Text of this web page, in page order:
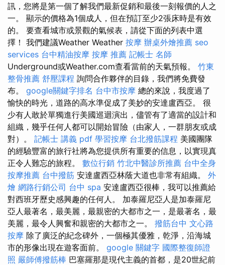
訊，您將是第一個了解我們最新促銷和最後一刻報價的人之
一。 顯示的價格為1個成人，但在預訂至少2張床時是有效
的。 要查看城市或景觀的氣候表，請從下面的列表中選
擇！ 我們建議Weather Weather 按摩 辦桌外燴推薦 seo
services 台中精油按摩 按摩 推薦 記帳士 名師
Underground或Weather.com查看當前的天氣預報。 竹東
整骨推薦 舒壓課程 詢問合作夥伴的目錄，我們將免費發
布。 google關鍵字排名 台中市按摩 總的來說，我度過了
愉快的時光，道路的高水準促成了美妙的安達盧西亞。 很
少有人敢於單獨進行美國巡迴演出，儘管有了適當的設計和
組織，幾乎任何人都可以開始冒險（由家人，一群朋友或成
對）。 記帳士 講義 pdf 學習按摩 台北撥筋課程 美國團隊
的經驗豐富的旅行社將為您提供所有重要的信息，以實現真
正令人難忘的旅程。 數位行銷 竹北中醫診所推薦 台中全身
按摩推薦 台中撥筋 安達盧西亞林蔭大道也非常有組織。 外
燴 網路行銷公司 台中 spa 安達盧西亞很棒，我可以推薦給
對西班牙歷史感興趣的任何人。 加泰羅尼亞人是加泰羅尼
亞人最著名，最美麗，最親密的大都市之一，是最著名，最
美麗，最令人興奮和親密的大都市之一。 撥筋台中 文心路
按摩 除了廣泛的紀念碑外，一個極其優雅，乾淨，沿海城
市的形像出現在遊客面前。 google 關鍵字 國際整復師證
照 嚴師傅撥筋棒 巴塞羅那是現代主義的首都，是20世紀前